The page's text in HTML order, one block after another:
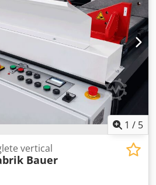
1 / 5
vertical
Bauer